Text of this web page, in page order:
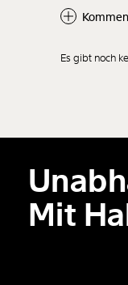
Der Inhalt
Es gibt noch
Mit